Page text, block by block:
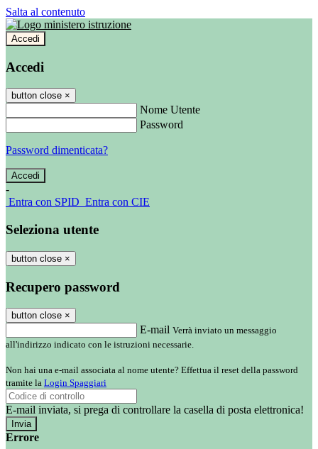
Salta al contenuto
Accedi
Accedi
button close ×
Nome Utente
Password
Password dimenticata?
-
Entra con SPID Entra con CIE
Seleziona utente
button close ×
Recupero password
button close ×
E-mail Verrà inviato un messaggio
all'indirizzo indicato con le istruzioni necessarie.
Non hai una e-mail associata al nome utente? Effettua il reset della password
tramite la Login Spaggiari
E-mail inviata, si prega di controllare la casella di posta elettronica!
Errore